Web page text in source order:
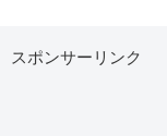
スポンサーリンク